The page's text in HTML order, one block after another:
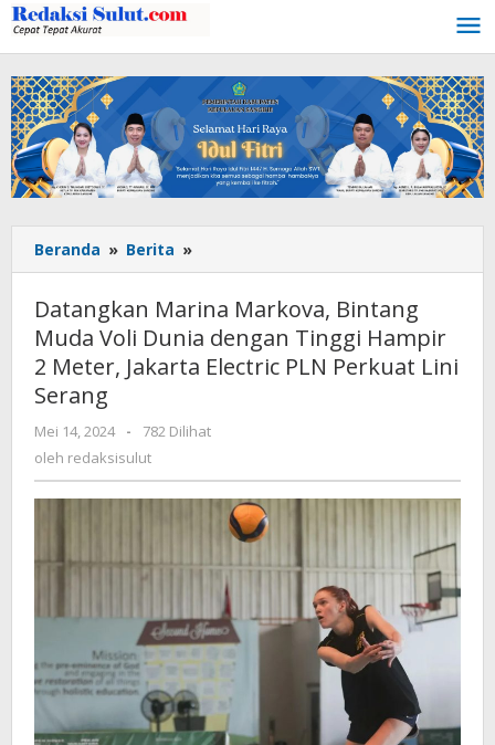
Lewati
ke
konten
Beranda » Berita »
Marina
Bintang
Muda
Voli
Tinggi
2
Meter,
Jakarta
PLN
Perkuat
Lini
Serang
Datangkan Marina Markova, Bintang
Muda Voli Dunia dengan Tinggi Hampir
2 Meter, Jakarta Electric PLN Perkuat Lini
Serang
Mei 14, 2024
oleh
redaksisulut
-
782 Dilihat
oleh redaksisulut